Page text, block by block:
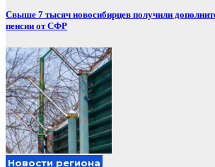
Свыше 7 тысяч новосибирцев получили
пенсии от СФР
Новости региона